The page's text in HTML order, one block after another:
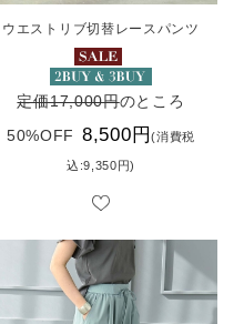
ウエストリブ切替レースパンツ
定価17,000円のところ
50%OFF 8,500円(消費税
込:9,350円)